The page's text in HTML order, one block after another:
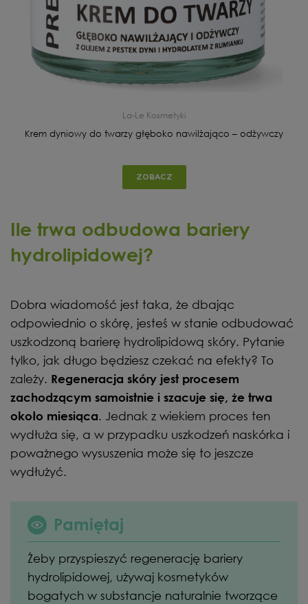
La-Le Kosmetyki
Krem dyniowy do twarzy głęboko nawilżająco – odżywczy
ZOBACZ
Ile trwa odbudowa bariery
hydrolipidowej?
Dobra wiadomość jest taka, że dbając
odpowiednio o skórę, jesteś w stanie odbudować
uszkodzoną barierę hydrolipidową skóry. Pytanie
tylko, jak długo będziesz czekać na efekty? To
zależy. Regeneracja skóry jest procesem
zachodzącym samoistnie i szacuje się, że trwa
około miesiąca. Jednak z wiekiem proces ten
wydłuża się, a w przypadku uszkodzeń naskórka i
poważnego wysuszenia może się to jeszcze
wydłużyć.
Pamiętaj
Żeby przyspieszyć regenerację bariery
hydrolipidowej, używaj kosmetyków
bogatych w substancje naturalnie tworzące